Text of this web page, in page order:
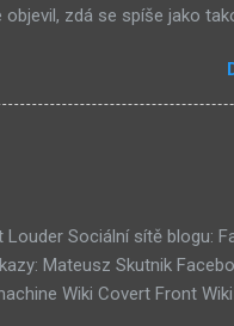
zdá se spíše jako
sub8 ) Screen, který se
lodi, ovšem v páte vrstě
Sociální sítě blogu:
Mateusz Skutnik
Wiki Covert Front Wiki